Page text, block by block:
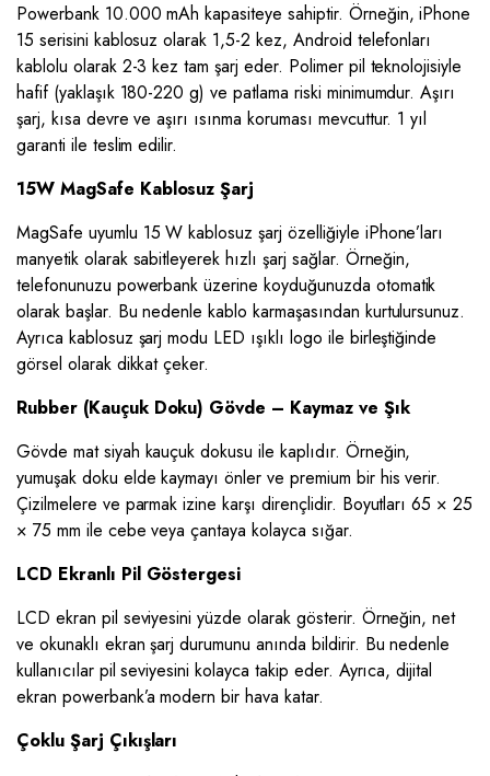
Powerbank 10.000 mAh kapasiteye sahiptir. Örneğin, iPhone
15 serisini kablosuz olarak 1,5-2 kez, Android telefonları
kablolu olarak 2-3 kez tam şarj eder. Polimer pil teknolojisiyle
hafif (yaklaşık 180-220 g) ve patlama riski minimumdur. Aşırı
şarj, kısa devre ve aşırı ısınma koruması mevcuttur. 1 yıl
garanti ile teslim edilir.
15W MagSafe Kablosuz Şarj
MagSafe uyumlu 15 W kablosuz şarj özelliğiyle iPhone’ları
manyetik olarak sabitleyerek hızlı şarj sağlar. Örneğin,
telefonunuzu powerbank üzerine koyduğunuzda otomatik
olarak başlar. Bu nedenle kablo karmaşasından kurtulursunuz.
Ayrıca kablosuz şarj modu LED ışıklı logo ile birleştiğinde
görsel olarak dikkat çeker.
Rubber (Kauçuk Doku) Gövde – Kaymaz ve Şık
Gövde mat siyah kauçuk dokusu ile kaplıdır. Örneğin,
yumuşak doku elde kaymayı önler ve premium bir his verir.
Çizilmelere ve parmak izine karşı dirençlidir. Boyutları 65 × 25
× 75 mm ile cebe veya çantaya kolayca sığar.
LCD Ekranlı Pil Göstergesi
LCD ekran pil seviyesini yüzde olarak gösterir. Örneğin, net
ve okunaklı ekran şarj durumunu anında bildirir. Bu nedenle
kullanıcılar pil seviyesini kolayca takip eder. Ayrıca, dijital
ekran powerbank’a modern bir hava katar.
Çoklu Şarj Çıkışları